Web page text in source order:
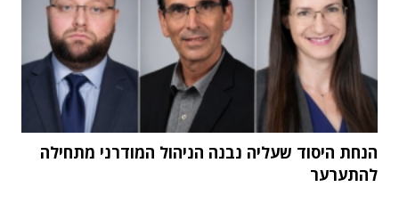
הנחת היסוד שעליה נבנה הניהול המודרני מתחילה
להתערער